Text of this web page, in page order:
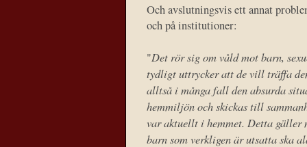
Och avslutningsvis ett annat
och på institutioner:
"Det rör sig om våld mot barn,
tydligt uttrycker att de vill träffa
alltså i många fall den absurda
hemmiljön och skickas till
var aktuellt i hemmet. Detta gäller
barn som verkligen är utsatta ska